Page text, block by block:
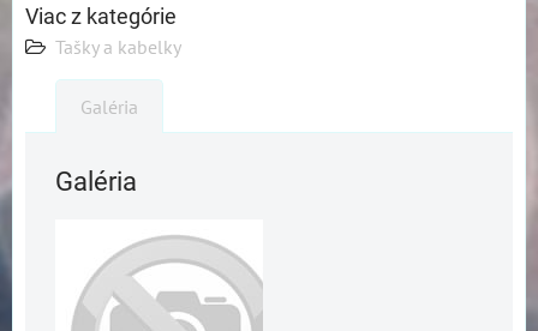
Viac z kategórie
Tašky a kabelky
Galéria
Galéria